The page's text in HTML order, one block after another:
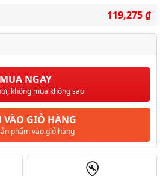
119,275 ₫
MUA NGAY
không mua không sao
VÀO GIỎ HÀNG
phẩm vào giỏ hàng